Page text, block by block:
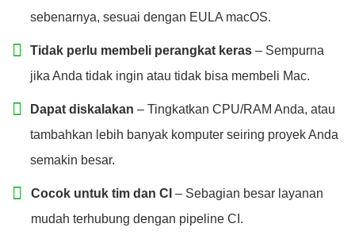
sebenarnya, sesuai dengan EULA macOS.
Tidak perlu membeli perangkat keras – Sempurna
jika Anda tidak ingin atau tidak bisa membeli Mac.
Dapat diskalakan – Tingkatkan CPU/RAM Anda, atau
tambahkan lebih banyak komputer seiring proyek Anda
semakin besar.
Cocok untuk tim dan CI – Sebagian besar layanan
mudah terhubung dengan pipeline CI.